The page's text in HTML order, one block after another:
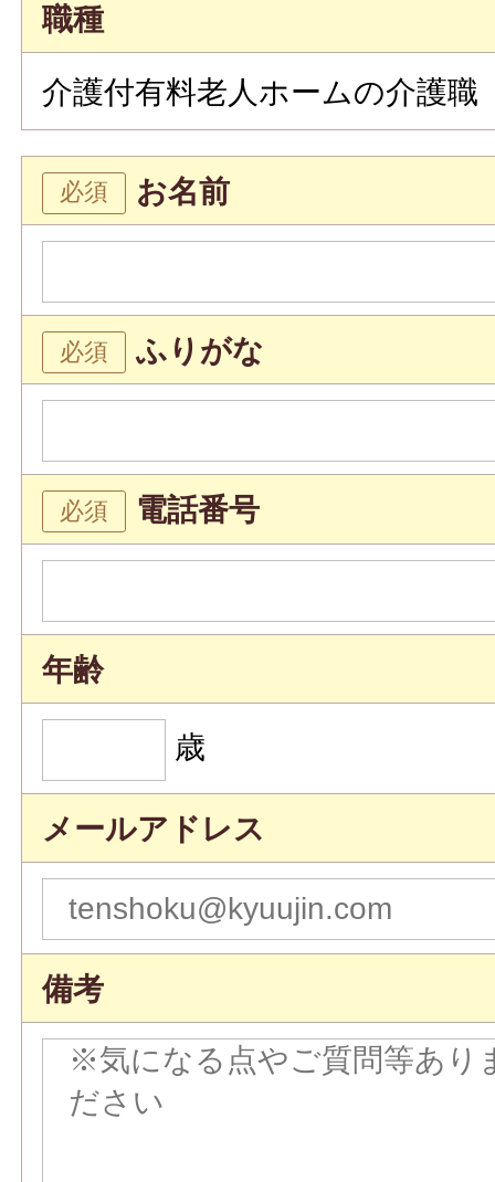
職種
介護付有料老人ホームの介護職
お名前
ふりがな
電話番号
年齢
歳
メールアドレス
備考